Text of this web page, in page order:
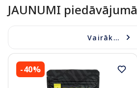
JAUNUMI piedāvājumā
Vairāk...
-40%